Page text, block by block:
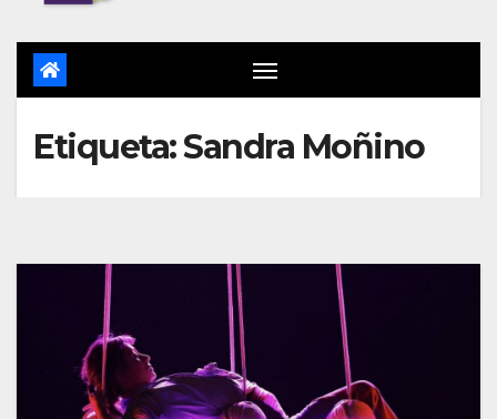
Etiqueta:Sandra Moñino